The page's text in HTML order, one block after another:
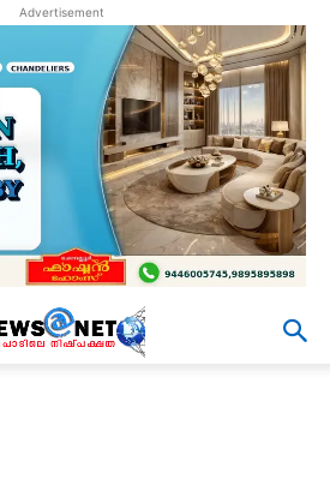
Advertisement